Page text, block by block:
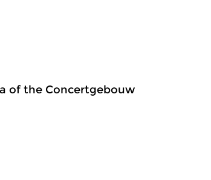
of the Concertgebouw